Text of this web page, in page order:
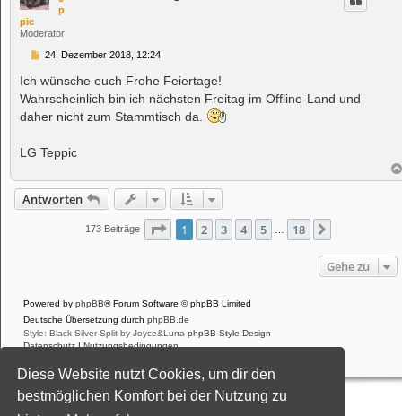
Diese Website nutzt Cookies, um dir den
bestmöglichen Komfort bei der Nutzung zu
p
pic
Moderator
B
i
t
r
g
24. Dezember 2018, 12:24
Ich wünsche euch Frohe Feiertage!
Wahrscheinlich bin ich nächsten Freitag im Offline-Land und
daher nicht zum Stammtisch da.
LG Teppic
Antworten
173 Beiträge Seite 1von 18
1 2 3 4 5 18
Gehe zu
Powered by phpBB® Forum Software © phpBB Limited
Deutsche Übersetzung durch phpBB.de
Style: Black-Silver-Split by Joyce&Luna phpBB-Style-Design
Datenschutz |Nutzungsbedingungen